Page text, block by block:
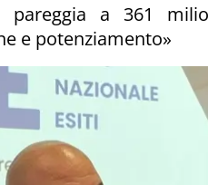
pareggia a 361
e potenziamento»